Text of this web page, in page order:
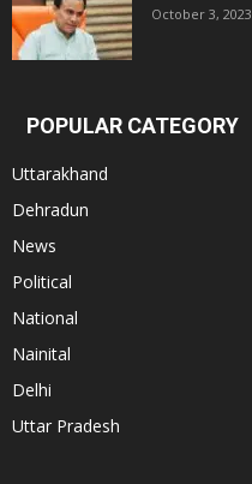
October 3, 2023
POPULAR CATEGORY
Uttarakhand
Dehradun
News
Political
National
Nainital
Delhi
Uttar Pradesh